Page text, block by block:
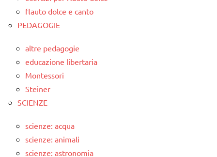
flauto dolce e canto
PEDAGOGIE
altre pedagogie
educazione libertaria
Montessori
Steiner
SCIENZE
scienze: acqua
scienze: animali
scienze: astronomia